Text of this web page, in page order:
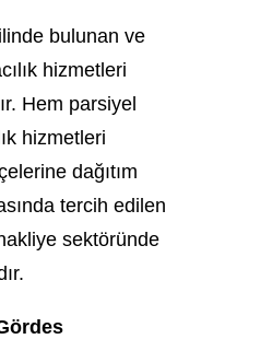
bulunan ve
hizmetleri
Hem parsiyel
hizmetleri
dağıtım
tercih edilen
sektöründe